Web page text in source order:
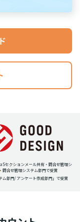
セクションメール共有・問合せ管理シ
合せ管理システム部門で受賞
ム部門/ アンケート作成部門」 で受賞